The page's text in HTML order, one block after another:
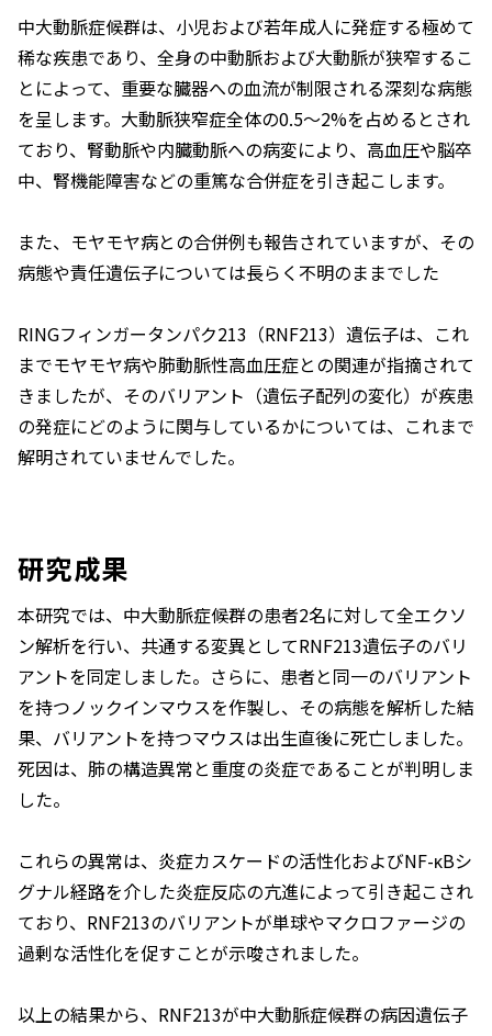
中大動脈症候群は、小児および若年成人に発症する極めて
稀な疾患であり、全身の中動脈および大動脈が狭窄するこ
とによって、重要な臓器への血流が制限される深刻な病態
を呈します。大動脈狭窄症全体の0.5〜2%を占めるとされ
ており、腎動脈や内臓動脈への病変により、高血圧や脳卒
中、腎機能障害などの重篤な合併症を引き起こします。
また、モヤモヤ病との合併例も報告されていますが、その
病態や責任遺伝子については長らく不明のままでした
RINGフィンガータンパク213（RNF213）遺伝子は、これ
までモヤモヤ病や肺動脈性高血圧症との関連が指摘されて
きましたが、そのバリアント（遺伝子配列の変化）が疾患
の発症にどのように関与しているかについては、これまで
解明されていませんでした。
研究成果
本研究では、中大動脈症候群の患者2名に対して全エクソ
ン解析を行い、共通する変異としてRNF213遺伝子のバリ
アントを同定しました。さらに、患者と同一のバリアント
を持つノックインマウスを作製し、その病態を解析した結
果、バリアントを持つマウスは出生直後に死亡しました。
死因は、肺の構造異常と重度の炎症であることが判明しま
した。
これらの異常は、炎症カスケードの活性化およびNF-κBシ
グナル経路を介した炎症反応の亢進によって引き起こされ
ており、RNF213のバリアントが単球やマクロファージの
過剰な活性化を促すことが示唆されました。
以上の結果から、RNF213が中大動脈症候群の病因遺伝子